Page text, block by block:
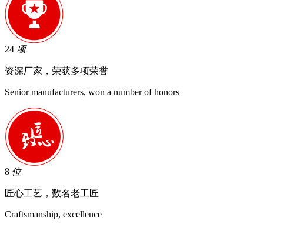
24 项
资深厂家，荣获多项荣誉
Senior manufacturers, won a number of honors
8 位
匠心工艺，数名老工匠
Craftsmanship, excellence